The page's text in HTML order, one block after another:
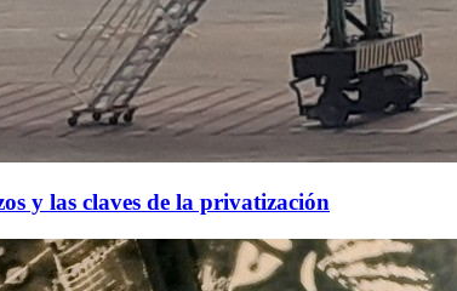
y las claves de la privatización